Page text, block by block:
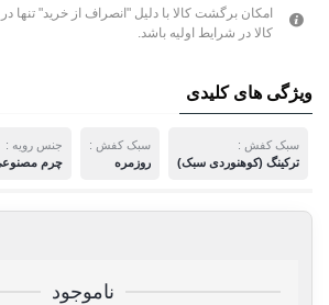
امکان برگشت کالا با دلیل "انصراف از خرید"
کالا در شرایط اولیه باشد.
ویژگی های کلیدی
سبک کفش :
ترکینگ (کوهنوردی سبک)
سبک کفش :
روزمره
جنس رویه :
چرم
ناموجود